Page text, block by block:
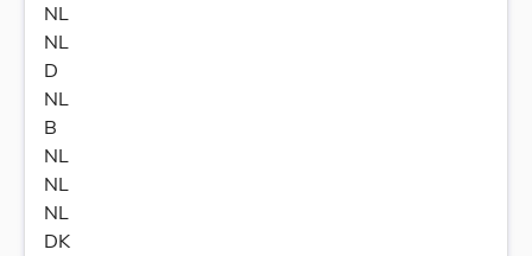
NL
NL
D
NL
B
NL
NL
NL
DK